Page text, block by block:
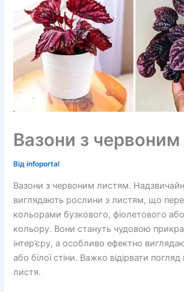
Вазони з
Відinfoportal
Вазони з червоним листям.
виглядають рослини з листям, що
кольорами бузкового, фіолетового
кольору. Вони стануть чудовою
інтер’єру, а особливо ефектно
або білої стіни. Важко відірвати погляд
листя.